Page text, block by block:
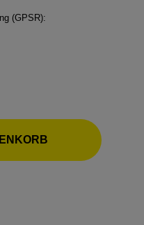
(GPSR):
Wert